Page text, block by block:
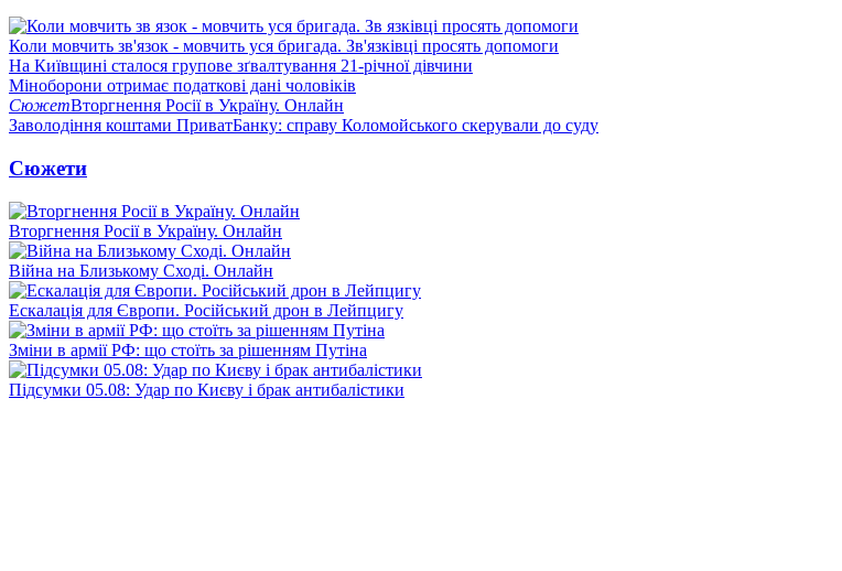
Коли мовчить зв'язок - мовчить уся бригада. Зв'язківці просять допомоги
На Київщині сталося групове зґвалтування 21-річної дівчини
Міноборони отримає податкові дані чоловіків
СюжетВторгнення Росії в Україну. Онлайн
Заволодіння коштами ПриватБанку: справу Коломойського скерували до суду
Сюжети
Вторгнення Росії в Україну. Онлайн
Війна на Близькому Сході. Онлайн
Ескалація для Європи. Російський дрон в Лейпцигу
Зміни в армії РФ: що стоїть за рішенням Путіна
Підсумки 05.08: Удар по Києву і брак антибалістики